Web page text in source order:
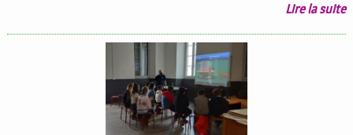
Lire la suite